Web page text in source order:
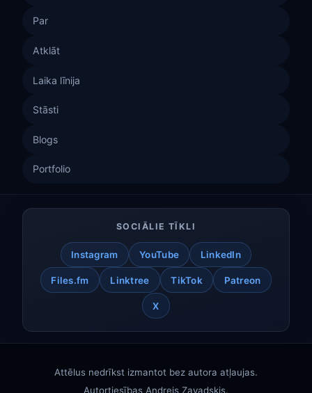
Par
Atklāt
Laika līnija
Stāsti
Blogs
Portfolio
SOCIĀLIE TĪKLI
Instagram YouTube LinkedIn
Files.fm Linktree TikTok Patreon
X
Attēlus nedrīkst izmantot bez autora atļaujas.
Autortiesības Andrejs Zavadskis.